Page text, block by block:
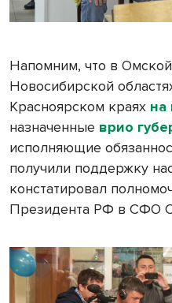
Напомним, что в
Новосибирской
Красноярском краях на
назначенные врио
исполняющие
получили поддержку
констатировал
Президента РФ в СФО